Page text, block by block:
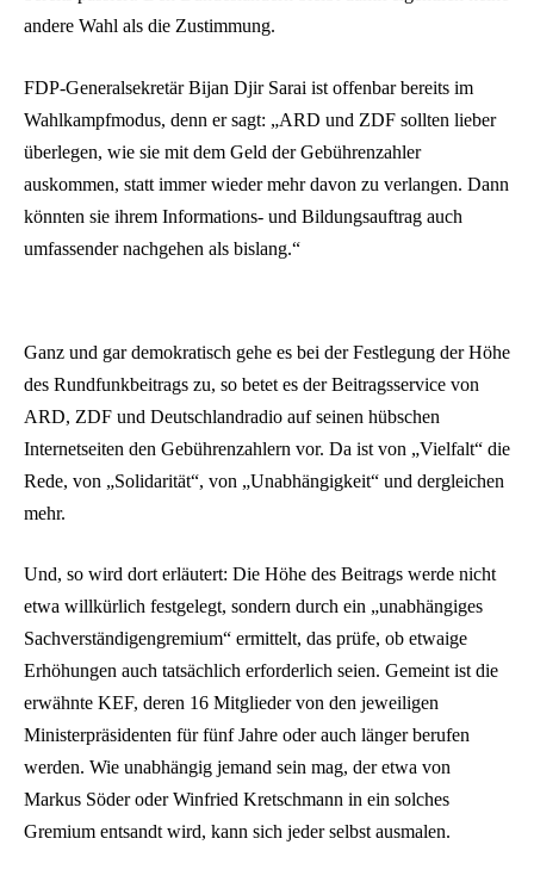
andere Wahl als die Zustimmung.
FDP-Generalsekretär Bijan Djir Sarai ist offenbar bereits im
Wahlkampfmodus, denn er sagt: „ARD und ZDF sollten lieber
überlegen, wie sie mit dem Geld der Gebührenzahler
auskommen, statt immer wieder mehr davon zu verlangen. Dann
könnten sie ihrem Informations- und Bildungsauftrag auch
umfassender nachgehen als bislang.“
Ganz und gar demokratisch gehe es bei der Festlegung der Höhe
des Rundfunkbeitrags zu, so betet es der Beitragsservice von
ARD, ZDF und Deutschlandradio auf seinen hübschen
Internetseiten den Gebührenzahlern vor. Da ist von „Vielfalt“ die
Rede, von „Solidarität“, von „Unabhängigkeit“ und dergleichen
mehr.
Und, so wird dort erläutert: Die Höhe des Beitrags werde nicht
etwa willkürlich festgelegt, sondern durch ein „unabhängiges
Sachverständigengremium“ ermittelt, das prüfe, ob etwaige
Erhöhungen auch tatsächlich erforderlich seien. Gemeint ist die
erwähnte KEF, deren 16 Mitglieder von den jeweiligen
Ministerpräsidenten für fünf Jahre oder auch länger berufen
werden. Wie unabhängig jemand sein mag, der etwa von
Markus Söder oder Winfried Kretschmann in ein solches
Gremium entsandt wird, kann sich jeder selbst ausmalen.